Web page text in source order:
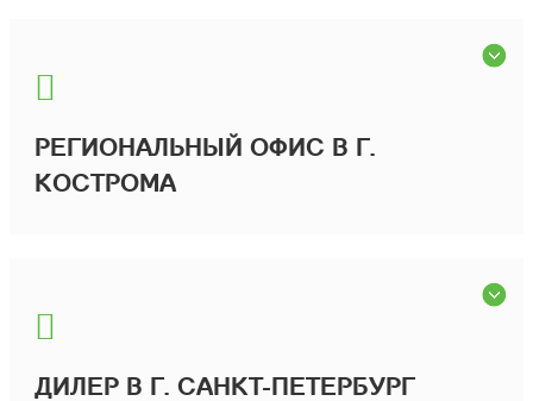
РЕГИОНАЛЬНЫЙ ОФИС В Г.
КОСТРОМА
ДИЛЕР В Г. САНКТ-ПЕТЕРБУРГ